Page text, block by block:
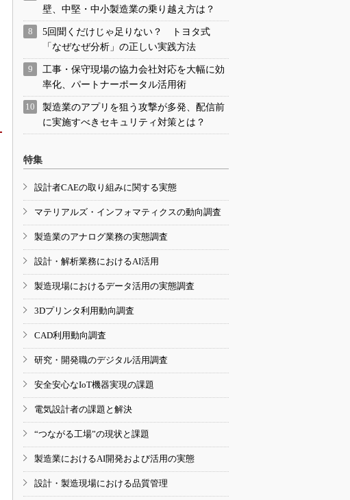
壁、中堅・中小製造業の乗り越え方は？
5回聞くだけじゃ足りない？ トヨタ式
「なぜなぜ分析」の正しい実践方法
工事・保守現場の協力会社対応を大幅に効
率化、パートナーポータル活用術
製造業のアプリを狙う攻撃が多発、配信前
に実施すべきセキュリティ対策とは？
特集
設計者CAEの取り組みに関する実態
マテリアルズ・インフォマティクスの動向調査
製造業のアナログ業務の実態調査
設計・解析業務におけるAI活用
製造現場におけるデータ活用の実態調査
3Dプリンタ利用動向調査
CAD利用動向調査
研究・開発職のデジタル活用調査
安全安心なIoT機器実現の課題
電気設計者の課題と解決
“つながる工場”の現状と課題
製造業におけるAI開発および活用の実態
設計・製造現場における品質管理